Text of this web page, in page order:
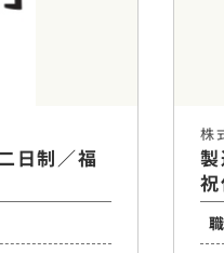
日制／福
株